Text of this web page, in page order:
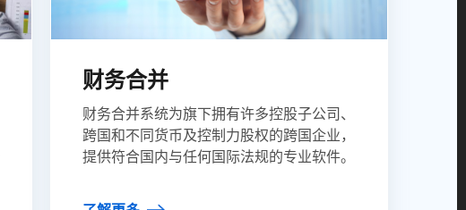
财务合并
财务合并系统为旗下拥有许多控股子公司、
跨国和不同货币及控制力股权的跨国企业，
提供符合国内与任何国际法规的专业软件。